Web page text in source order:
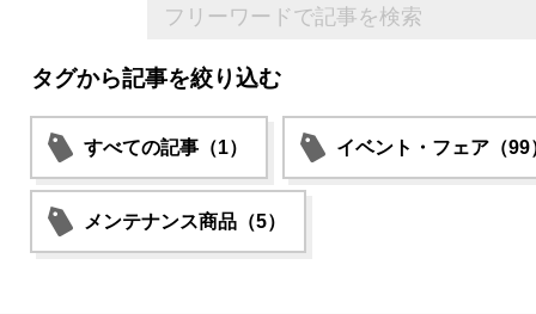
タグから記事を絞り込む
すべての記事（1） イベント・フェア（99
メンテナンス商品（5）